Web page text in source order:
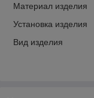
Материал изделия
Установка изделия
Вид изделия